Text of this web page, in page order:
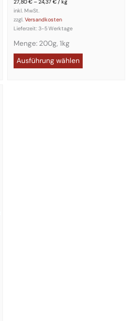
27,80€–24,37€/kg
inkl. MwSt.
zzgl.Versandkosten
Lieferzeit:3-5 Werktage
Menge: 200g, 1kg
Ausführung wählen